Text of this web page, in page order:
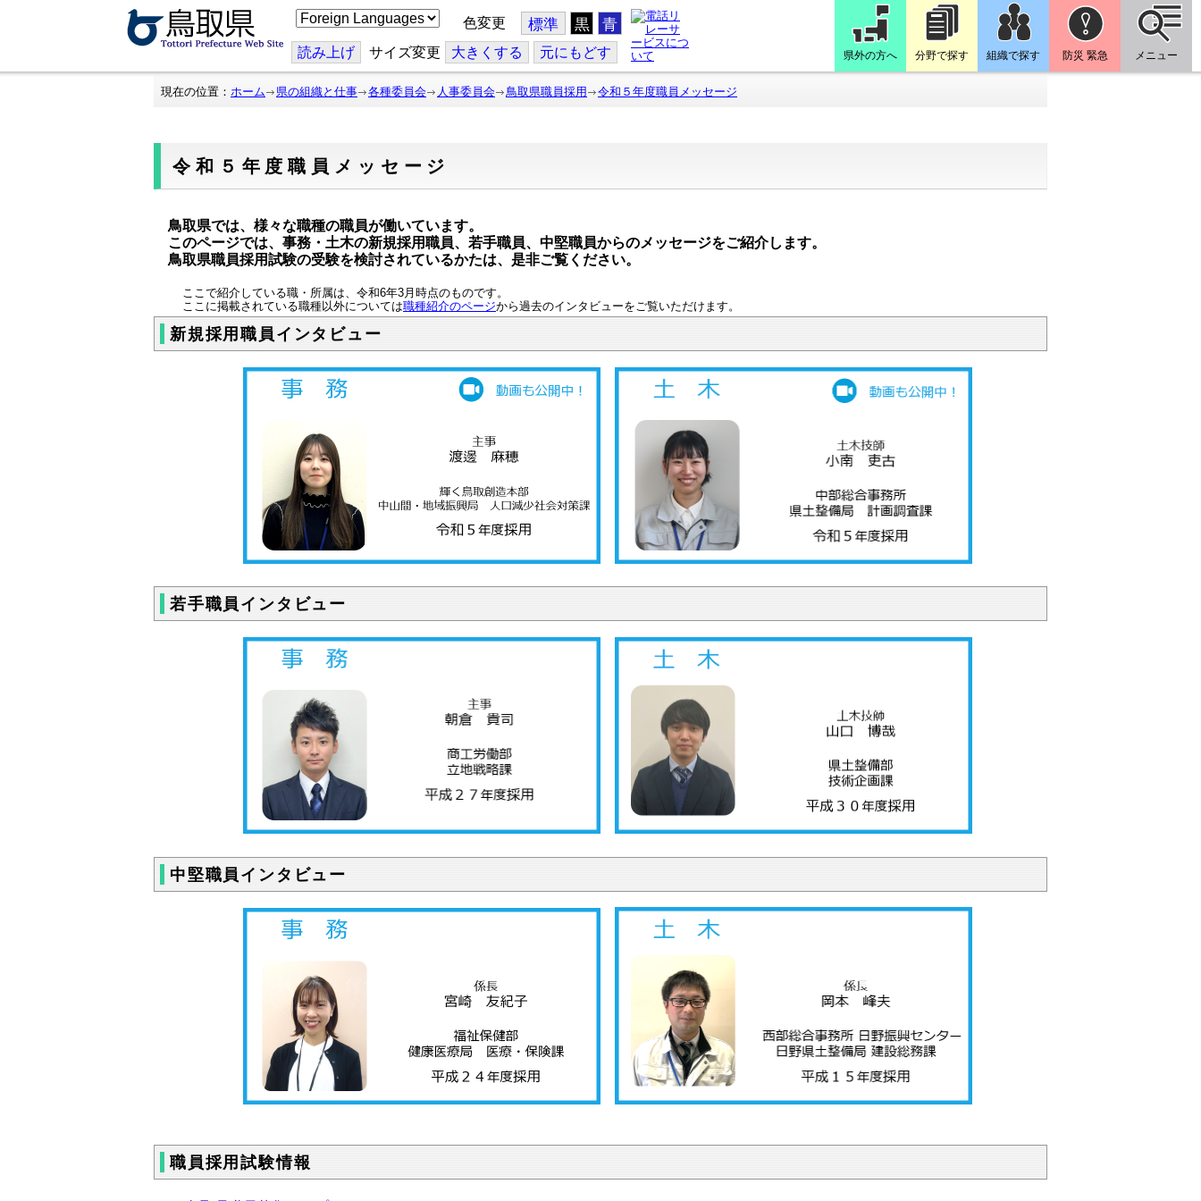
こ
の
ジ
を
翻
色変更 標準 黒 青
読み上げ サイズ変更 大きくする 元にもどす 県外の方へ 分野で探す 組織で探す 防災 緊急 メニュー
現在の位置： ホーム 県の組織と仕事 各種委員会 人事委員会 鳥取県職員採用 令和５年度職員メッセージ
令和５年度職員メッセージ
鳥取県では、様々な職種の職員が働いています。
このページでは、事務・土木の新規採用職員、若手職員、中堅職員からのメッセージをご紹介します。
鳥取県職員採用試験の受験を検討されているかたは、是非ご覧ください。
ここで紹介している職・所属は、令和6年3月時点のものです。
ここに掲載されている職種以外については職種紹介のページから過去のインタビューをご覧いただけます。
新規採用職員インタビュー
若手職員インタビュー
中堅職員インタビュー
職員採用試験情報